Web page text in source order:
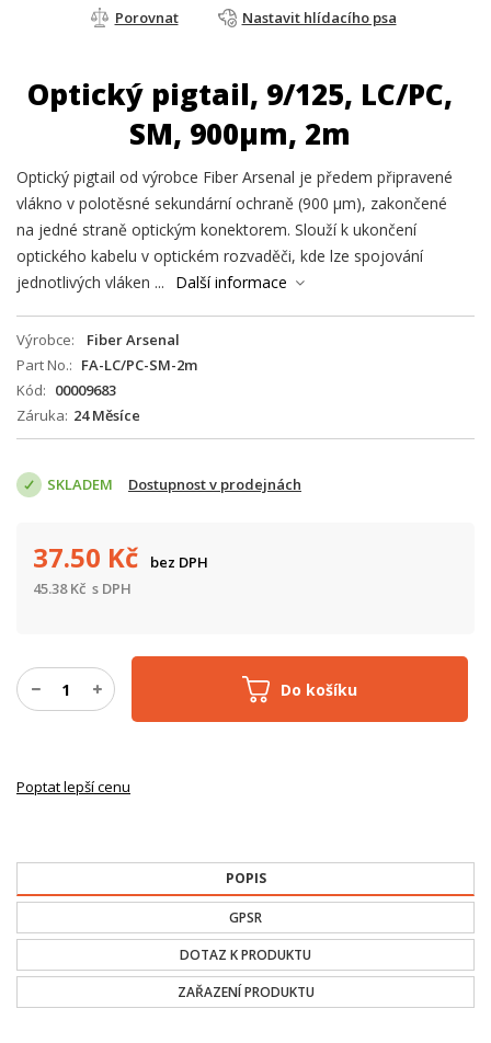
Porovnat Nastavit hlídacího psa
Optický pigtail, 9/125, LC/PC,
SM, 900µm, 2m
Optický pigtail od výrobce Fiber Arsenal je předem připravené
vlákno v polotěsné sekundární ochraně (900 µm), zakončené
na jedné straně optickým konektorem. Slouží k ukončení
optického kabelu v optickém rozvaděči, kde lze spojování
jednotlivých vláken ...
Další informace
Výrobce
Fiber Arsenal
Part No.
FA-LC/PC-SM-2m
Kód
00009683
Záruka 24 Měsíce
SKLADEM Dostupnost v prodejnách
Do košíku
37.50 Kč
bez DPH
45.38Kč s DPH
Poptat lepší cenu
POPIS
GPSR
DOTAZ K PRODUKTU
ZAŘAZENÍ PRODUKTU